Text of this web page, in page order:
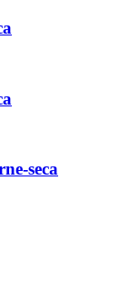
seca